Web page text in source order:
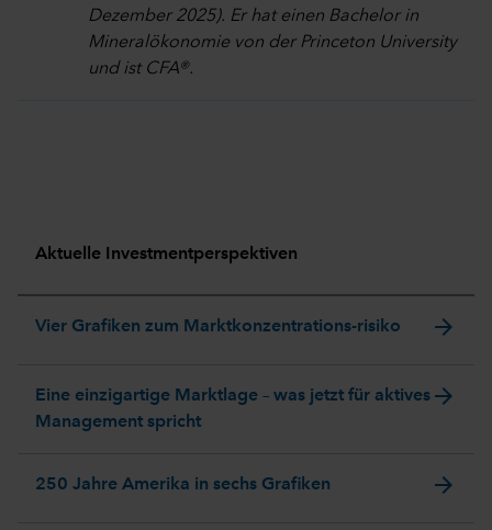
Dezember 2025). Er hat einen Bachelor in
Mineralökonomie von der Princeton University
und ist CFA®.
Aktuelle Investmentperspektiven
Vier Grafiken zum Marktkonzentrations-risiko arrow_forward
Eine einzigartige Marktlage – was jetzt für aktives
Management spricht
arrow_forward
250 Jahre Amerika in sechs Grafiken arrow_forward